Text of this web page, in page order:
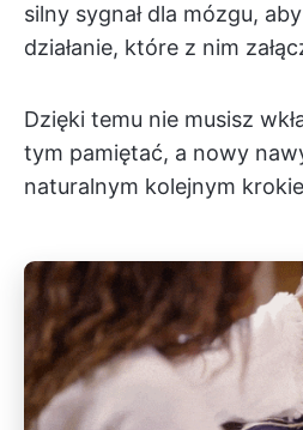
silny sygnał dla mózgu,
działanie, które z nim
Dzięki temu nie musisz
tym pamiętać, a nowy
naturalnym kolejnym